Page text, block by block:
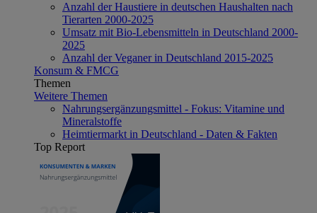
Anzahl der Haustiere in deutschen Haushalten nach
Tierarten 2000-2025
Umsatz mit Bio-Lebensmitteln in Deutschland 2000-
2025
Anzahl der Veganer in Deutschland 2015-2025
Konsum & FMCG
Themen
Weitere Themen
Nahrungsergänzungsmittel - Fokus: Vitamine und
Mineralstoffe
Heimtiermarkt in Deutschland - Daten & Fakten
Top Report